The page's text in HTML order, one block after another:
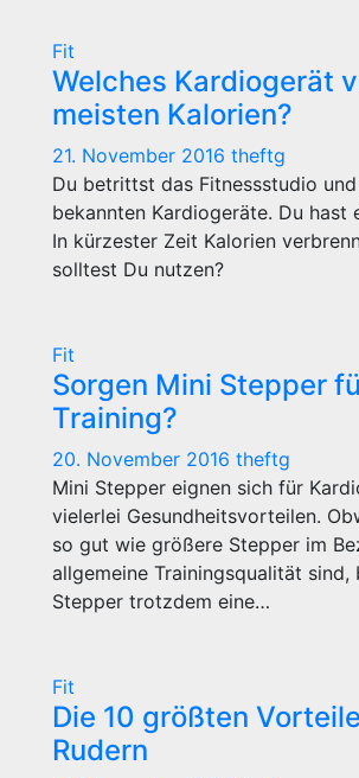
Fit
Welches Kardiogerät
meisten Kalorien?
21. November 2016 theftg
Du betrittst das Fitnessstudio
bekannten Kardiogeräte. Du hast
In kürzester Zeit Kalorien
solltest Du nutzen?
Fit
Sorgen Mini Stepper
Training?
20. November 2016 theftg
Mini Stepper eignen sich für
vielerlei Gesundheitsvorteilen.
so gut wie größere Stepper im
allgemeine Trainingsqualität sind,
Stepper trotzdem eine…
Fit
Die 10 größten
Rudern